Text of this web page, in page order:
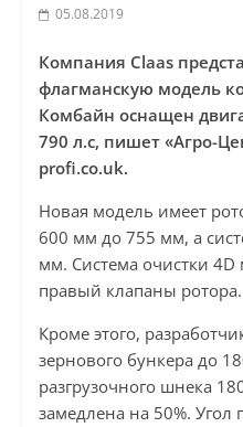
05.08.2019
Компания Claas
флагманскую модель
Комбайн оснащен
790 л.с, пишет «Агро-
profi.co.uk.
Новая модель имеет
600 мм до 755 мм, а
мм. Система очистки
правый клапаны ротора.
Кроме этого,
зернового бункера до
разгрузочного шнека
замедлена на 50%.